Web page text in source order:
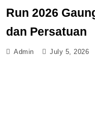
Run 2026
dan Persatuan
Admin July 5, 2026